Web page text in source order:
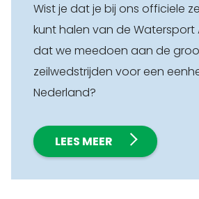
Wist je dat je bij ons officiele
kunt halen van de Watersport
dat we meedoen aan de
zeilwedstrijden voor een
Nederland?
LEES MEER